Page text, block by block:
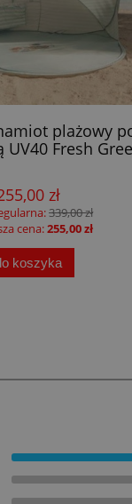
plażowy
UV40 Fresh
zł
339,00 zł
cena:255,00 zł
koszyka